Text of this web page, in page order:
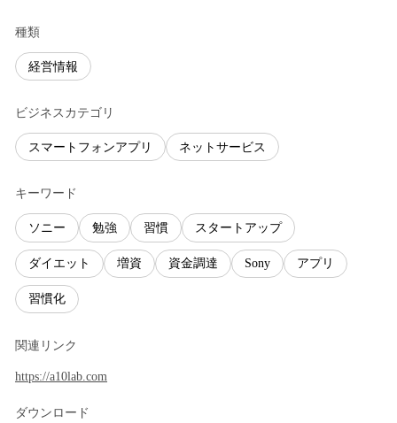
種類
経営情報
ビジネスカテゴリ
スマートフォンアプリ ネットサービス
キーワード
ソニー 勉強 習慣 スタートアップ
ダイエット 増資 資金調達 Sony アプリ
習慣化
関連リンク
https://a10lab.com
ダウンロード